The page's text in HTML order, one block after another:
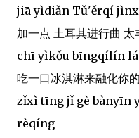
jiā yìdiǎn Tǔ'ěrqí
加一点 土耳其进行曲 太
chī yìkǒu bīngqílín
吃一口冰淇淋来融化你
zǐxì tīng jǐ gè bànyīn
rèqíng